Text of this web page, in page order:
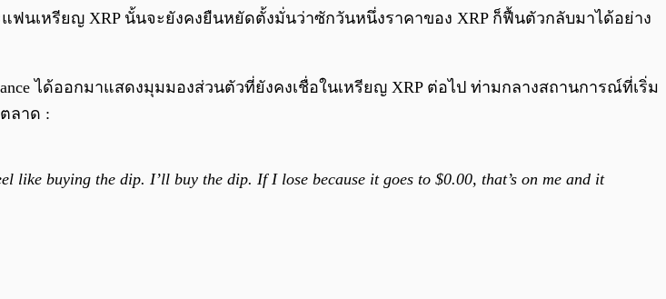
นเหรียญ XRP นั้นจะยังคงยืนหยัดตั้งมั่นว่าซักวันหนึ่งราคาของ XRP ก็ฟื้นตัวกลับมาได้อย่าง
ได้ออกมาแสดงมุมมองส่วนตัวที่ยังคงเชื่อในเหรียญ XRP ต่อไป ท่ามกลางสถานการณ์ที่เริ่ม
ลาด :
like buying the dip. I’ll buy the dip. If I lose because it goes to $0.00, that’s on me and it